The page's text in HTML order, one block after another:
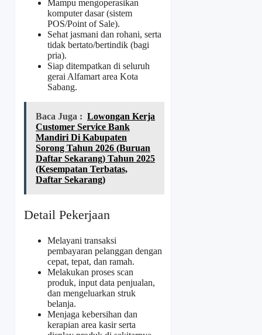
Mampu mengoperasikan
komputer dasar (sistem
POS/Point of Sale).
Sehat jasmani dan rohani, serta
tidak bertato/bertindik (bagi
pria).
Siap ditempatkan di seluruh
gerai Alfamart area Kota
Sabang.
Baca Juga : Lowongan Kerja
Customer Service Bank
Mandiri Di Kabupaten
Sorong Tahun 2026 (Buruan
Daftar Sekarang) Tahun 2025
(Kesempatan Terbatas,
Daftar Sekarang)
Detail Pekerjaan
Melayani transaksi
pembayaran pelanggan dengan
cepat, tepat, dan ramah.
Melakukan proses scan
produk, input data penjualan,
dan mengeluarkan struk
belanja.
Menjaga kebersihan dan
kerapian area kasir serta